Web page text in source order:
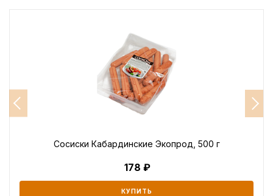
Сосиски Кабардинские Экопрод, 500 г
178
КУПИТЬ